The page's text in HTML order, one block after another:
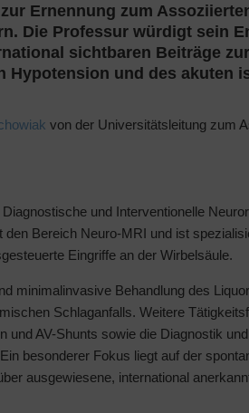
Ernennung zum
Die Professur würdigt sein
sichtbaren Beiträge
und des akuten
von der Universitätsleitung zum
und Interventionelle
den Bereich Neuro-MRI und ist
Eingriffe an der Wirbelsäule.
minimalinvasive Behandlung des
Schlaganfalls. Weitere
AV-Shunts sowie die Diagnostik
besonderer Fokus liegt auf der
ausgewiesene, international